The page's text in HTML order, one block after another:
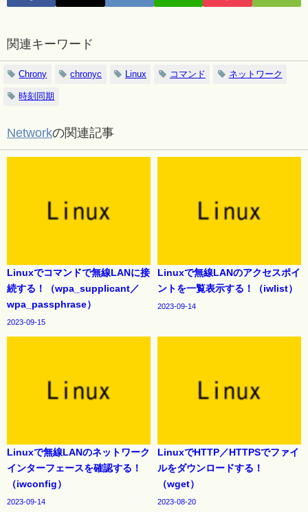
関連キーワード
Chrony chronyc Linux コマンド ネットワーク
時刻同期
Networkの関連記事
Linuxでコマンドで無線LANに接
続する！（wpa_supplicant／
wpa_passphrase）
2023-09-15
Linuxで無線LANのアクセスポイ
ントを一覧表示する！（iwlist）
2023-09-14
Linuxで無線LANのネットワーク
インターフェースを確認する！
（iwconfig）
2023-09-14
LinuxでHTTP／HTTPSでファイ
ルをダウンロードする！
（wget）
2023-08-20